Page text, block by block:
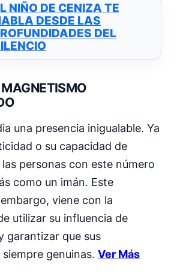
NIÑO DE CENIZA TE
DESDE LAS
DEL
una presencia inigualable. Ya
o su capacidad de
personas con este número
como un imán. Este
viene con la
utilizar su influencia de
garantizar que sus
genuinas. Ver Más